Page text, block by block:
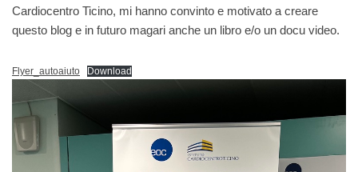
Cardiocentro Ticino, mi hanno convinto e motivato a creare
questo blog e in futuro magari anche un libro e/o un docu video.
Flyer_autoaiuto Download